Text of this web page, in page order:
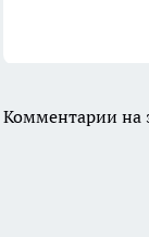
Комментарии на